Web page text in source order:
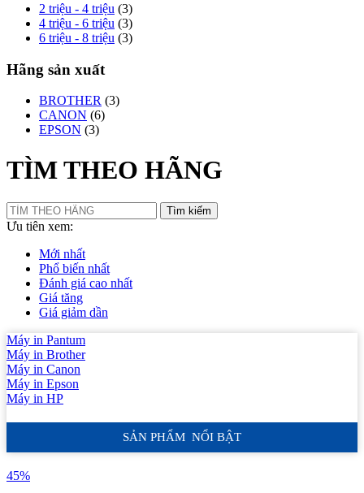
2 triệu - 4 triệu (3)
4 triệu - 6 triệu (3)
6 triệu - 8 triệu (3)
Hãng sản xuất
BROTHER (3)
CANON (6)
EPSON (3)
TÌM THEO HÃNG
Tìm kiếm
Ưu tiên xem:
Mới nhất
Phổ biến nhất
Đánh giá cao nhất
Giá tăng
Giá giảm dần
Máy in Pantum
Máy in Brother
Máy in Canon
Máy in Epson
Máy in HP
SẢN PHẨM NỔI BẬT
45%